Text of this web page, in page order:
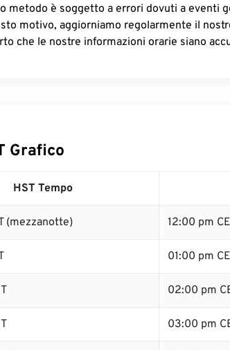
metodo è soggetto a errori dovuti a eventi
motivo, aggiorniamo regolarmente il
che le nostre informazioni orarie siano
Grafico
HST Tempo
(mezzanotte) 12:00 pm
01:00 pm
02:00 pm
03:00 pm